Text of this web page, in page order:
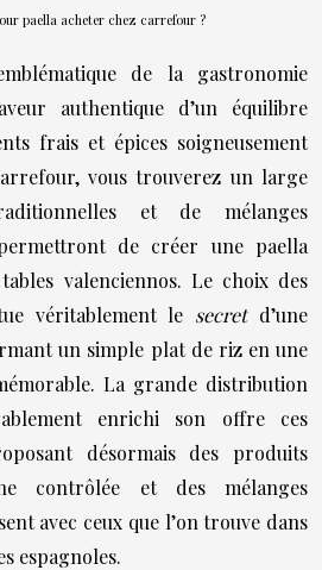
paella acheter chez carrefour ?
de la gastronomie
authentique d’un équilibre
frais et épices soigneusement
vous trouverez un large
et de mélanges
de créer une paella
valenciennos. Le choix des
véritablement le secret d’une
un simple plat de riz en une
La grande distribution
enrichi son offre ces
désormais des produits
contrôlée et des mélanges
avec ceux que l’on trouve dans
espagnoles.